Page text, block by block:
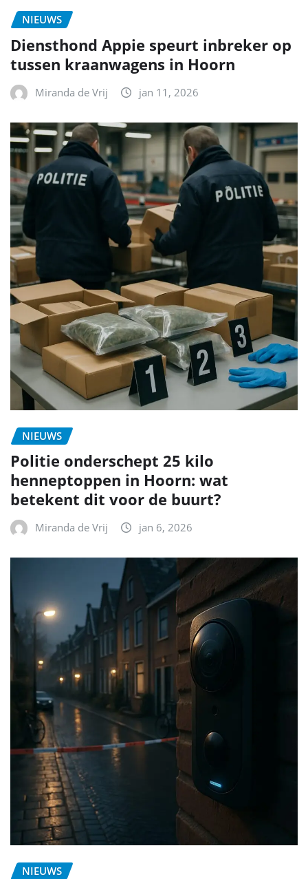
NIEUWS
Diensthond Appie speurt inbreker op
tussen kraanwagens in Hoorn
Miranda de Vrij jan 11, 2026
NIEUWS
Politie onderschept 25 kilo
henneptoppen in Hoorn: wat
betekent dit voor de buurt?
Miranda de Vrij jan 6, 2026
NIEUWS